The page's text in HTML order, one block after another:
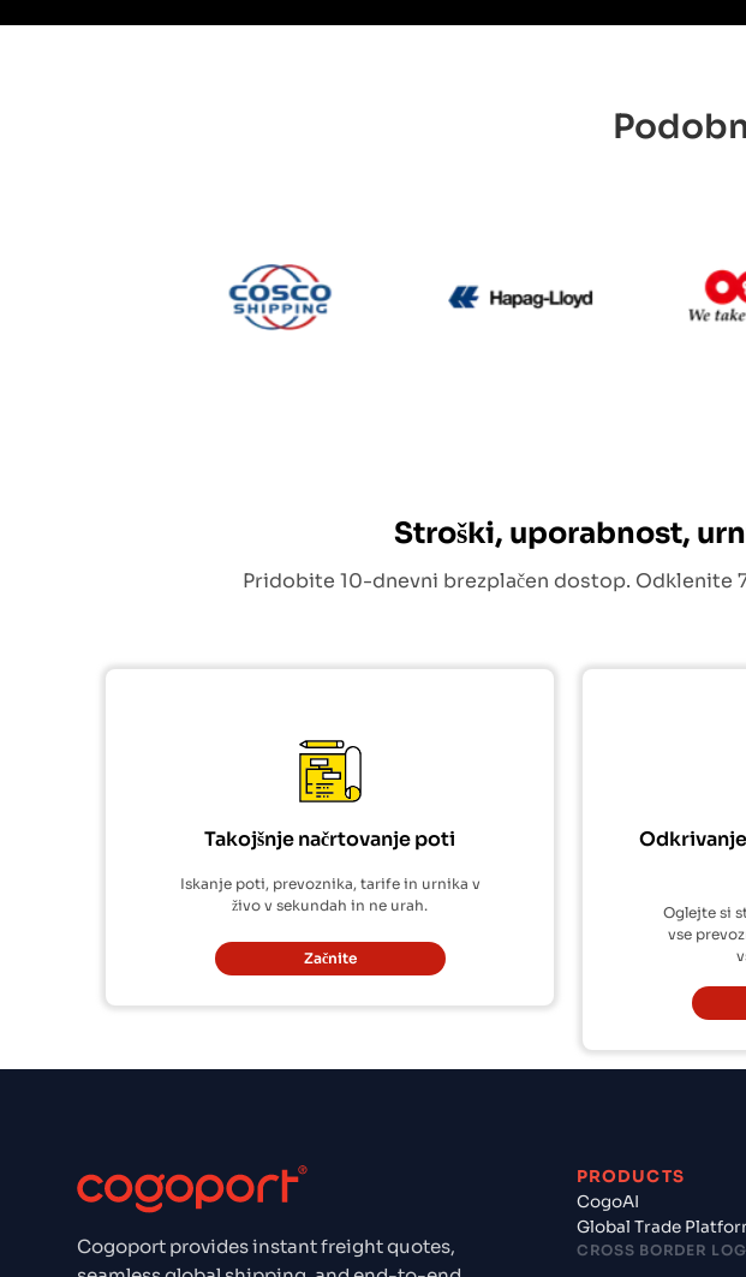
Stroški, uporabnost,
Pridobite 10-dnevni brezplačen dostop. Odklenite
Takojšnje načrtovanje poti
Iskanje poti, prevoznika, tarife in urnika v
živo v sekundah in ne urah.
Začnite
Oglejte si
vse
Cogoport provides instant freight quotes,
PRODUCTS
CogoAI
Global Trade
CROSS BORDER